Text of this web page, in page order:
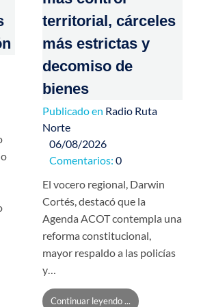
territorial, cárceles
más estrictas y
decomiso de
bienes
Publicado en Radio Ruta
Norte
06/08/2026
Comentarios: 0
El vocero regional, Darwin
Cortés, destacó que la
Agenda ACOT contempla una
reforma constitucional,
mayor respaldo a las policías
y…
Continuar leyendo ...